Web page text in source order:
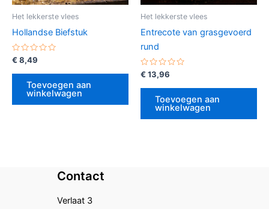
Het lekkerste vlees
Hollandse Biefstuk
Gewaardeerd
0
uit
€ 8,49
Toevoegen aan
winkelwagen
Het lekkerste vlees
Entrecote van grasgevoerd
rund
Gewaardeerd
0
uit
€ 13,96
Toevoegen aan
winkelwagen
Contact
Verlaat 3